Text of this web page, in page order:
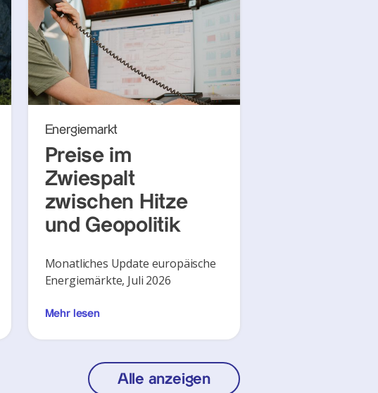
Energiemarkt
Preise im
Zwiespalt
zwischen Hitze
und Geopolitik
Monatliches Update europäische
Energiemärkte, Juli 2026
Mehr lesen
Alle anzeigen